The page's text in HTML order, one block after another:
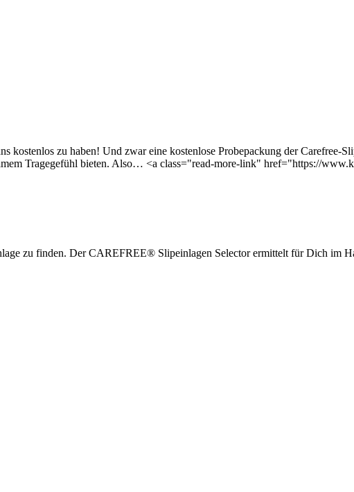
kostenlos zu haben! Und zwar eine kostenlose Probepackung der
Tragegefühl bieten. Also… <a class="read-more-link" href="https://
zu finden. Der CAREFREE® Slipeinlagen Selector ermittelt für Dich im